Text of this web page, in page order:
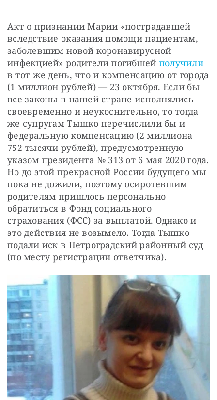
Акт о признании Марии «пострадавшей
вследствие оказания помощи пациентам,
заболевшим новой коронавирусной
инфекцией» родители погибшей получили
в тот же день, что и компенсацию от города
(1 миллион рублей) — 23 октября. Если бы
все законы в нашей стране исполнялись
своевременно и неукоснительно, то тогда
же супругам Тышко перечислили бы и
федеральную компенсацию (2 миллиона
752 тысячи рублей), предусмотренную
указом президента № 313 от 6 мая 2020 года.
Но до этой прекрасной России будущего мы
пока не дожили, поэтому осиротевшим
родителям пришлось персонально
обратиться в Фонд социального
страхования (ФСС) за выплатой. Однако и
это действия не возымело. Тогда Тышко
подали иск в Петроградский районный суд
(по месту регистрации ответчика).